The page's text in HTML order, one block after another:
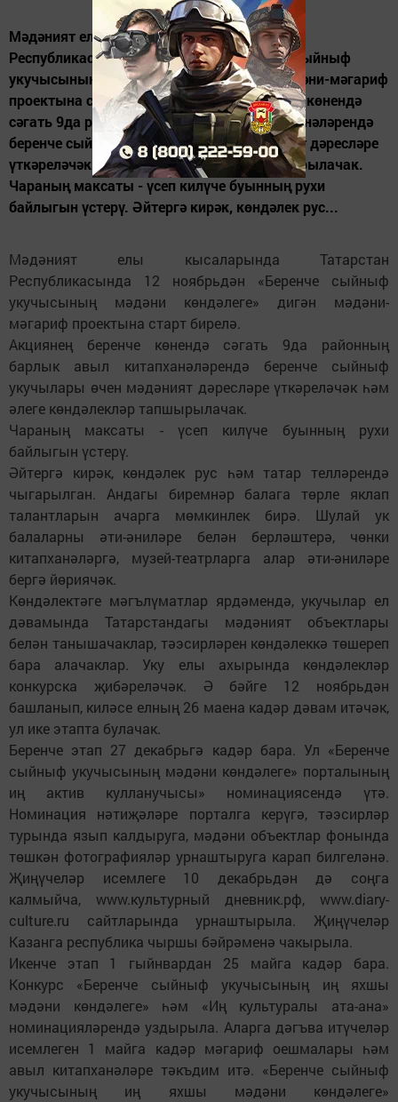
Мәдәният елы кысаларында Татарстан
Республикасында 12 ноябрьдән «Беренче сыйныф
укучысының мәдәни көндәлеге» дигән мәдәни-мәгариф
проектына старт бирелә. Акциянең беренче көнендә
сәгать 9да районның барлык авыл китапханәләрендә
беренче сыйныф укучылары өчен мәдәният дәресләре
үткәреләчәк һәм әлеге көндәлекләр тапшырылачак.
Чараның максаты - үсеп килүче буынның рухи
байлыгын үстерү. Әйтергә кирәк, көндәлек рус...
Мәдәният елы кысаларында Татарстан
Республикасында 12 ноябрьдән «Беренче сыйныф
укучысының мәдәни көндәлеге» дигән мәдәни-
мәгариф проектына старт бирелә.
Акциянең беренче көнендә сәгать 9да районның
барлык авыл китапханәләрендә беренче сыйныф
укучылары өчен мәдәният дәресләре үткәреләчәк һәм
әлеге көндәлекләр тапшырылачак.
Чараның максаты - үсеп килүче буынның рухи
байлыгын үстерү.
Әйтергә кирәк, көндәлек рус һәм татар телләрендә
чыгарылган. Андагы биремнәр балага төрле яклап
талантларын ачарга мөмкинлек бирә. Шулай ук
балаларны әти-әниләре белән берләштерә, чөнки
китапханәләргә, музей-театрларга алар әти-әниләре
бергә йөриячәк.
Көндәлектәге мәгълүматлар ярдәмендә, укучылар ел
дәвамында Татарстандагы мәдәният объектлары
белән танышачаклар, тәэсирләрен көндәлеккә төшереп
бара алачаклар. Уку елы ахырында көндәлекләр
конкурска җибәреләчәк. Ә бәйге 12 ноябрьдән
башланып, киләсе елның 26 маена кадәр дәвам итәчәк,
ул ике этапта булачак.
Беренче этап 27 декабрьгә кадәр бара. Ул «Беренче
сыйныф укучысының мәдәни көндәлеге» порталының
иң актив кулланучысы» номинациясендә үтә.
Номинация нәтиҗәләре порталга керүгә, тәэсирләр
турында язып калдыруга, мәдәни объектлар фонында
төшкән фотографияләр урнаштыруга карап билгеләнә.
Җиңүчеләр исемлеге 10 декабрьдән дә соңга
калмыйча, www.культурный дневник.рф, www.diary-
culture.ru сайтларында урнаштырыла. Җиңүчеләр
Казанга республика чыршы бәйрәменә чакырыла.
Икенче этап 1 гыйнвардан 25 майга кадәр бара.
Конкурс «Беренче сыйныф укучысының иң яхшы
мәдәни көндәлеге» һәм «Иң культуралы ата-ана»
номинацияләрендә уздырыла. Аларга дәгъва итүчеләр
исемлеген 1 майга кадәр мәгариф оешмалары һәм
авыл китапханәләре тәкъдим итә. «Беренче сыйныф
укучысының иң яхшы мәдәни көндәлеге»